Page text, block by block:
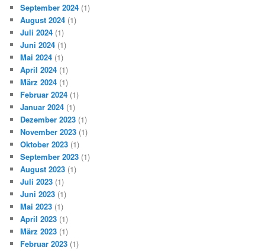
September 2024 (1)
August 2024 (1)
Juli 2024 (1)
Juni 2024 (1)
Mai 2024 (1)
April 2024 (1)
März 2024 (1)
Februar 2024 (1)
Januar 2024 (1)
Dezember 2023 (1)
November 2023 (1)
Oktober 2023 (1)
September 2023 (1)
August 2023 (1)
Juli 2023 (1)
Juni 2023 (1)
Mai 2023 (1)
April 2023 (1)
März 2023 (1)
Februar 2023 (1)